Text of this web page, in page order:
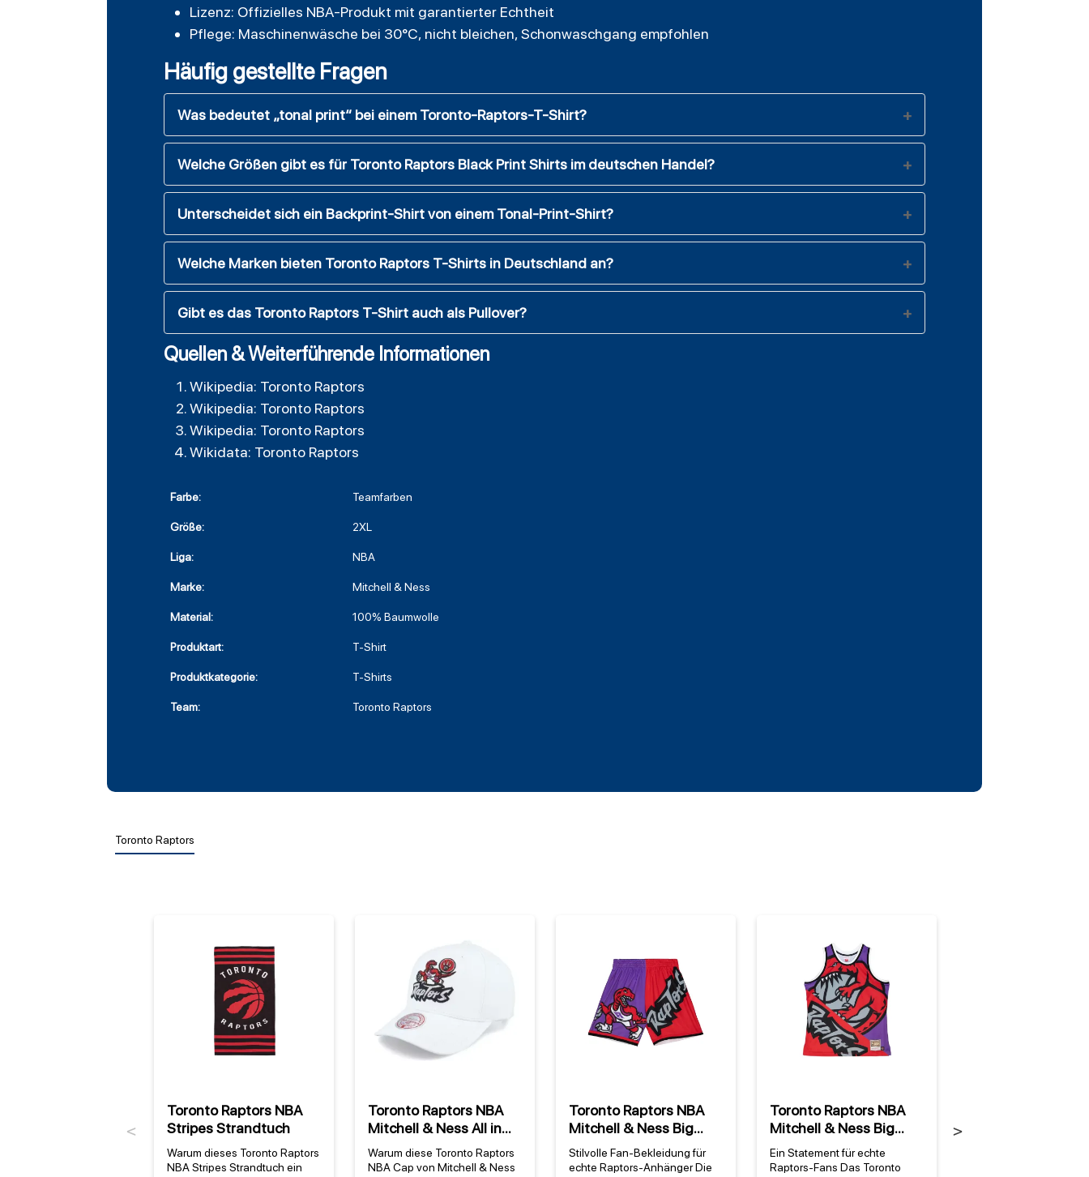
Lizenz: Offizielles NBA-Produkt mit garantierter Echtheit
Pflege: Maschinenwäsche bei 30°C, nicht bleichen, Schonwaschgang empfohlen
Häufig gestellte Fragen
Was bedeutet „tonal print“ bei einem Toronto-Raptors-T-Shirt?
Welche Größen gibt es für Toronto Raptors Black Print Shirts im deutschen Handel?
Unterscheidet sich ein Backprint-Shirt von einem Tonal-Print-Shirt?
Welche Marken bieten Toronto Raptors T-Shirts in Deutschland an?
Gibt es das Toronto Raptors T-Shirt auch als Pullover?
Quellen & Weiterführende Informationen
Wikipedia: Toronto Raptors
Wikipedia: Toronto Raptors
Wikipedia: Toronto Raptors
Wikidata: Toronto Raptors
Farbe: Teamfarben
Größe: 2XL
Liga: NBA
Marke: Mitchell & Ness
Material: 100% Baumwolle
Produktart: T-Shirt
Produktkategorie: T-Shirts
Team: Toronto Raptors
Toronto Raptors
Previous
Toronto Raptors NBA
Stripes Strandtuch
Warum dieses Toronto Raptors
NBA Stripes Strandtuch ein
Toronto Raptors NBA
Mitchell & Ness All in
Pro Snapback HWC
Warum diese Toronto Raptors
NBA Cap von Mitchell & Ness
Toronto Raptors NBA
Mitchell & Ness Big
Face Fashion 5.0 Shorts
Stilvolle Fan-Bekleidung für
echte Raptors-Anhänger Die
Toronto Raptors NBA
Mitchell & Ness Big
Face Fashion 5.0 Tank
Top
Ein Statement für echte
Raptors-Fans Das Toronto
Next